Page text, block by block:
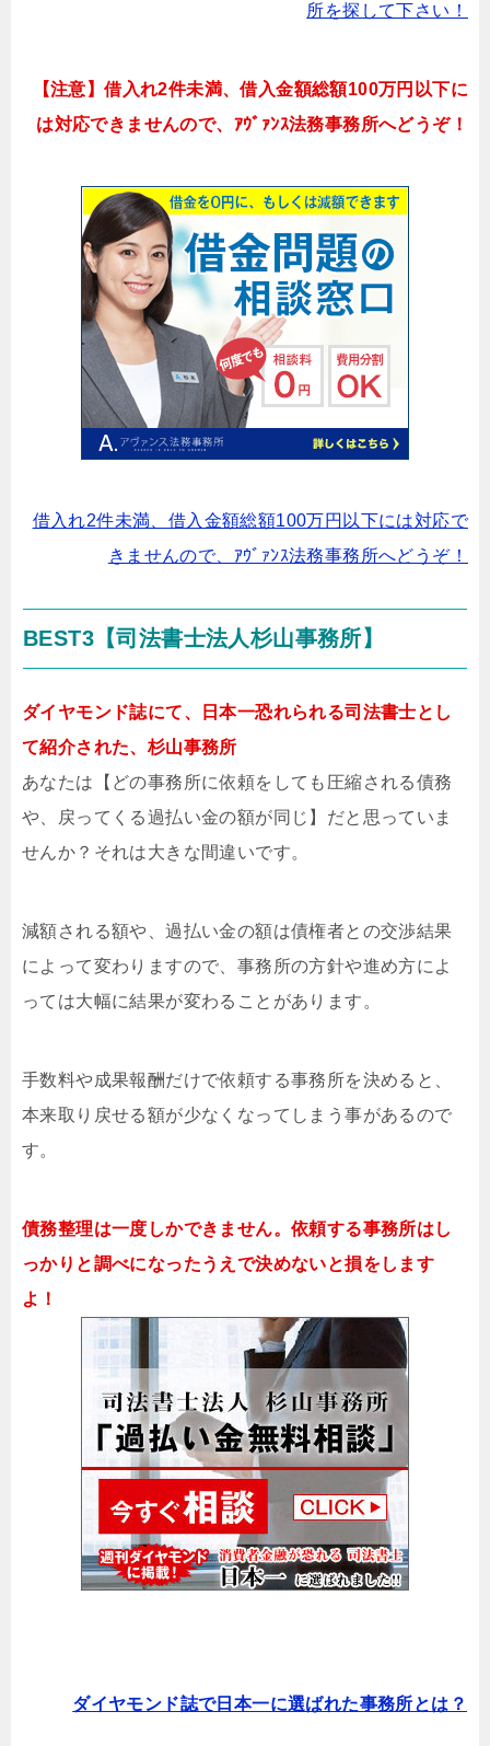
所を探して下さい！
【注意】借入れ2件未満、借入金額総額100万円以下に
は対応できませんので、ｱｳﾞｧﾝｽ法務事務所へどうぞ！
借入れ2件未満、借入金額総額100万円以下には対応で
きませんので、ｱｳﾞｧﾝｽ法務事務所へどうぞ！
BEST3【司法書士法人杉山事務所】
ダイヤモンド誌にて、日本一恐れられる司法書士とし
て紹介された、杉山事務所
あなたは【どの事務所に依頼をしても圧縮される債務
や、戻ってくる過払い金の額が同じ】だと思っていま
せんか？それは大きな間違いです。
減額される額や、過払い金の額は債権者との交渉結果
によって変わりますので、事務所の方針や進め方によ
っては大幅に結果が変わることがあります。
手数料や成果報酬だけで依頼する事務所を決めると、
本来取り戻せる額が少なくなってしまう事があるので
す。
債務整理は一度しかできません。依頼する事務所はし
っかりと調べになったうえで決めないと損をします
よ！
ダイヤモンド誌で日本一に選ばれた事務所とは？